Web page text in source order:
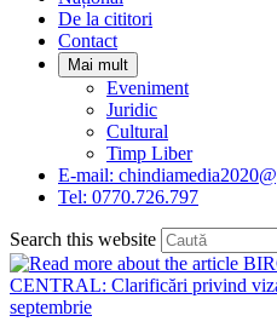
De la cititori
Contact
Mai mult
Eveniment
Juridic
Cultural
Timp Liber
E-mail:
Tel: 0770.726.797
Search this website